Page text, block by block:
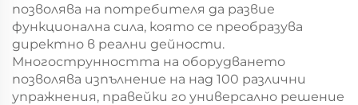
позволява на потребителя да развие
функционална сила, която се преобразува
директно в реални дейности.
Многострунността на оборудването
позволява изпълнение на над 100 различни
упражнения, правейки го универсално решение